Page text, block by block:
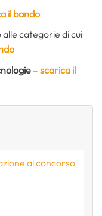
il bando
categorie di cui
– scarica il
al concorso